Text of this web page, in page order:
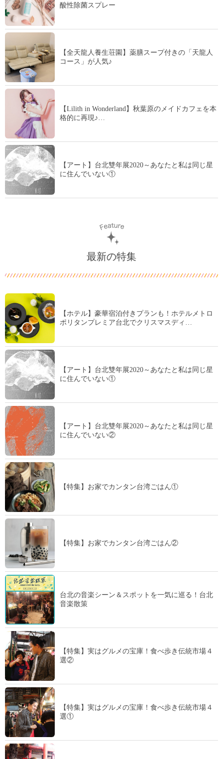
酸性除菌スプレー
【全天龍人養生荘園】薬膳スープ付きの「天龍人
コース」が人気♪
【Lilith in Wonderland】秋葉原のメイドカフェを本
格的に再現♪…
【アート】台北雙年展2020～あなたと私は同じ星
に住んでいない①
最新の特集
【ホテル】豪華宿泊付きプランも！ホテルメトロ
ポリタンプレミア台北でクリスマスディ…
【アート】台北雙年展2020～あなたと私は同じ星
に住んでいない①
【アート】台北雙年展2020～あなたと私は同じ星
に住んでいない②
【特集】お家でカンタン台湾ごはん①
【特集】お家でカンタン台湾ごはん②
台北の音楽シーン＆スポットを一気に巡る！台北
音楽散策
【特集】実はグルメの宝庫！食べ歩き伝統市場４
選②
【特集】実はグルメの宝庫！食べ歩き伝統市場４
選①